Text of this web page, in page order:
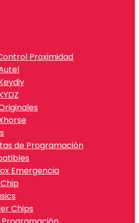
Proximidad
de Programación
Emergencia
Chips